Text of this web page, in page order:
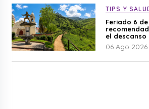
TIPS Y
Feriado 6
el descanso
06 Ago 2026